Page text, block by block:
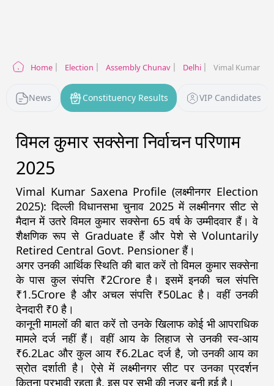
Home Election Assembly Chunav Delhi Vimal Kumar
News Constituency Results VIP Candidates
विमल कुमार सक्सेनानिर्वाचन परिणाम
2025
Vimal Kumar Saxena Profile (लक्ष्मीनगर Election
2025):दिल्लीविधानसभा चुनाव 2025मेंलक्ष्मीनगरसीट से
मैदान में उतरेविमल कुमार सक्सेना 65वर्ष के उम्मीदवार हैं। वे
शैक्षणिक रूप से Graduateहैं और पेशे सेVoluntarily
Retired Central Govt. Pensionerहैं।
अगर उनकी आर्थिक स्थिति की बात करें तोविमल कुमार सक्सेना
के पास कुल संपत्ति ₹2Croreहै। इसमें इनकी चल संपत्ति
₹1.5Croreहै और अचल संपत्ति ₹50Lac है। वहीं उनकी
देनदारी ₹0है।
कानूनी मामलों की बात करें तो उनके खिलाफ कोई भी आपराधिक
मामले दर्ज नहीं हैं। वहीं आय के लिहाज से उनकी स्व-आय
₹6.2Lac और कुल आय ₹6.2Lac दर्ज है, जो उनकी आय का
स्रोत दर्शाती है। ऐसे में लक्ष्मीनगर सीट पर उनका प्रदर्शन
कितना प्रभावी रहता है, इस पर सभी की नजर बनी हुई है।